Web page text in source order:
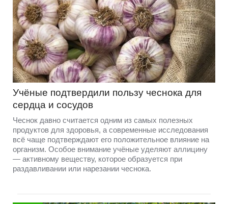
Учёные подтвердили пользу чеснока для
сердца и сосудов
Чеснок давно считается одним из самых полезных
продуктов для здоровья, а современные исследования
всё чаще подтверждают его положительное влияние на
организм. Особое внимание учёные уделяют аллицину
— активному веществу, которое образуется при
раздавливании или нарезании чеснока.